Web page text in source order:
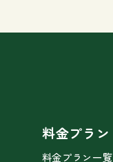
料金プラン
料金プラン一覧